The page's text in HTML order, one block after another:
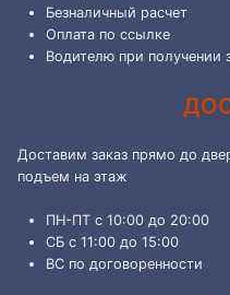
Безналичный расчет
Оплата по ссылке
Водителю при получении
Доставим заказ прямо до
подъем на этаж
ПН-ПТ с 10:00 до 20:00
СБ с 11:00 до 15:00
ВС по договоренности